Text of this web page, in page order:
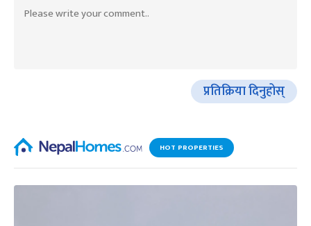
प्रतिक्रिया दिनुहोस्
HOT PROPERTIES